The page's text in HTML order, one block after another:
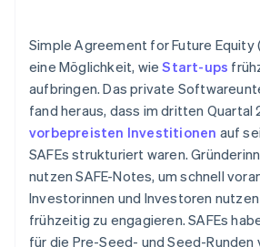
vor Erhalt der EIN
Gründungsaktien ohne Einsatz
erwerben
Automatische Einreichung des
Steuerformulars
Hochwertige rechtliche
50.000 $ an Partner-Guthaben
Simple Agreement for Future Equity
eine Möglichkeit, wieStart-ups
aufbringen. Das private
fand heraus, dass im dritten Quartal
vorbepreisten Investitionen auf
SAFEs strukturiert waren.
nutzen SAFE-Notes, um schnell
Investorinnen und Investoren nutzen
frühzeitig zu engagieren. SAFEs
für die Pre-Seed- und Seed-